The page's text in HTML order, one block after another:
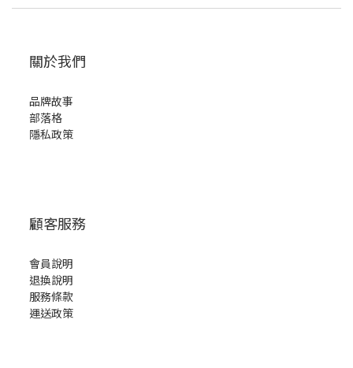
關於我們
品牌故事
部落格
隱私政策
顧客服務
會員說明
退換說明
服務條款
運送政策